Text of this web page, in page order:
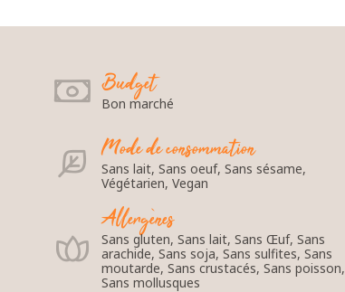
Budget
Bon marché
Mode de consommation
Sans lait, Sans oeuf, Sans sésame,
Végétarien, Vegan
Allergènes
Sans gluten, Sans lait, Sans Œuf, Sans
arachide, Sans soja, Sans sulfites, Sans
moutarde, Sans crustacés, Sans poisson,
Sans mollusques